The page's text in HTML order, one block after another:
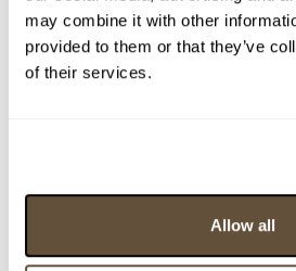
may combine it with other
provided to them or that they’ve
of their services.
Allow all
Detail položky